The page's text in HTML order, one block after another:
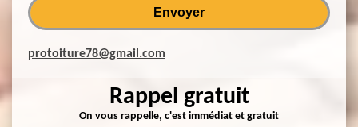
protoiture78@gmail.com
Rappel gratuit
On vous rappelle, c'est immédiat et gratuit